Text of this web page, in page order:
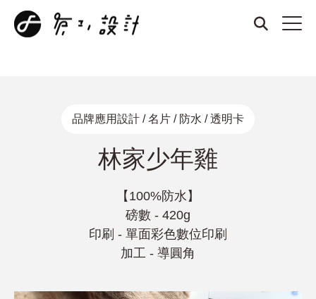
金名片、凹凸名片、質感名片、招牌設計、DM設計、菜單設
計、打凹名片、打凸名片、壓紋名片、LOGO設計
品牌應用設計 / 名片 / 防水 / 透明卡
林家少年雞
【100%防水】
磅數 - 420g
印刷 - 單面彩色數位印刷
加工 - 導圓角